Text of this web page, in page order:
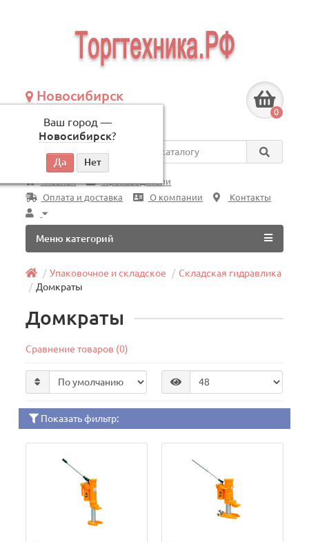
Новосибирск
Ваш город —
Новосибирск?
по будням, с 09:00 до 18:00
0
Везде
Главная
Производители
Оплата и доставка
О компании Контакты
Меню категорий
Упаковочное и складское
Складская гидравлика
Домкраты
Домкраты
Сравнение товаров (0)
Показать фильтр: